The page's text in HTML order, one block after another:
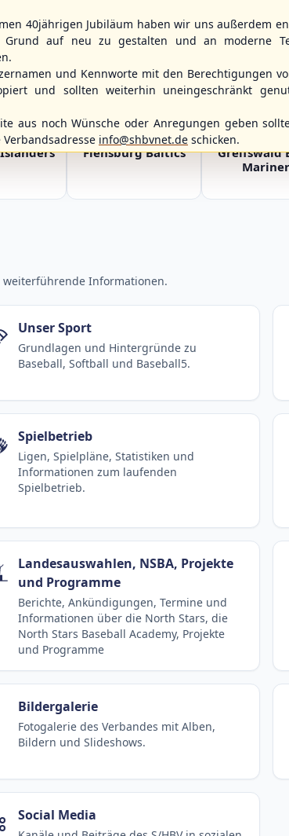
Flensburg Baltics
Greifswald
weiterführende Informationen.
Unser Sport
Grundlagen und Hintergründe zu
Baseball, Softball und Baseball5.
Spielbetrieb
Ligen, Spielpläne, Statistiken und
Informationen zum laufenden
Spielbetrieb.
Landesauswahlen, NSBA, Projekte
und Programme
Berichte, Ankündigungen, Termine und
Informationen über die North Stars, die
North Stars Baseball Academy, Projekte
und Programme
Bildergalerie
Fotogalerie des Verbandes mit Alben,
Bildern und Slideshows.
Social Media
40jährigen Jubiläum haben wir uns außerdem
Grund auf neu zu gestalten und an moderne
und Kennworte mit den Berechtigungen
und sollten weiterhin uneingeschränkt
aus noch Wünsche oder Anregungen geben
info@shbvnet.de schicken.